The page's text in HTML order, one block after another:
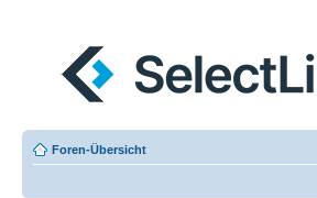
Foren-Übersicht